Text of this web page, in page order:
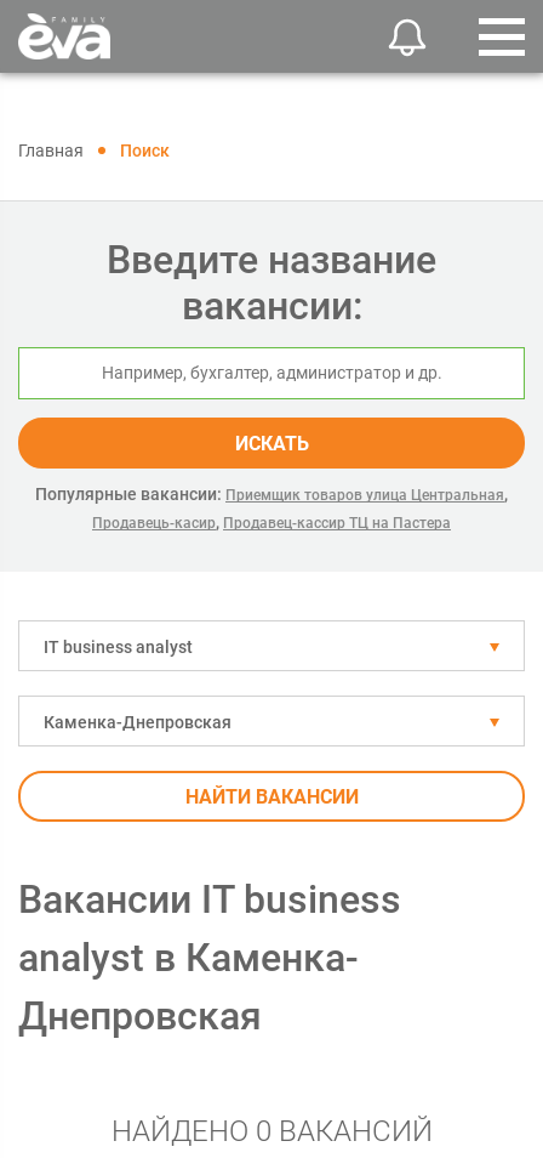
Главная Поиск
Введите название
вакансии:
ИСКАТЬ
Популярные вакансии: Приемщик товаров улица Центральная,
Продавець-касир, Продавец-кассир ТЦ на Пастера
IT business analyst
Каменка-Днепровская
НАЙТИ ВАКАНСИИ
Вакансии IT business
analyst в Каменка-
Днепровская
НАЙДЕНО 0 ВАКАНСИЙ